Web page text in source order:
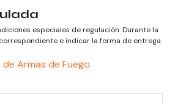
especiales de regulación. Durante la
e indicar la forma de entrega.
Armas de Fuego.